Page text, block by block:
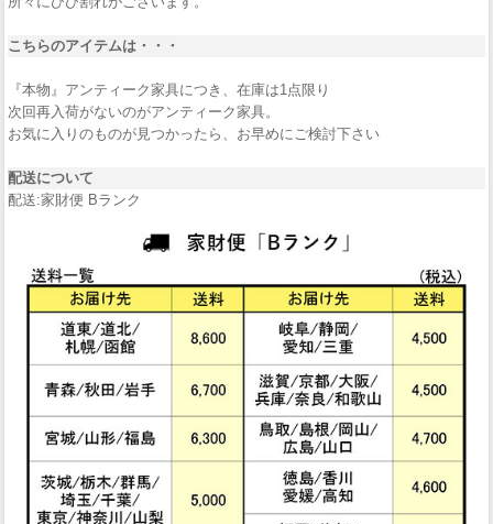
こちらのアイテムは・・・
『本物』アンティーク家具につき、在庫は1点限り
次回再入荷がないのがアンティーク家具。
お気に入りのものが見つかったら、お早めにご検討下さい
配送について
配送:家財便 Bランク